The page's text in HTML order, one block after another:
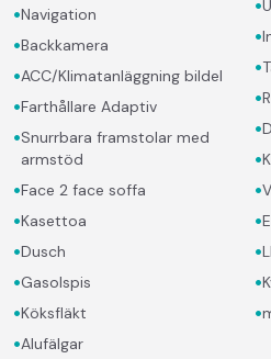
•Navigation
•Backkamera
•ACC/Klimatanläggning bildel
•Farthållare Adaptiv
•Snurrbara framstolar med
armstöd
•Face 2 face soffa
•Kasettoa
•Dusch
•Gasolspis
•Köksfläkt
•Alufälgar
•
•
•
•
•
•
•
•
•
•